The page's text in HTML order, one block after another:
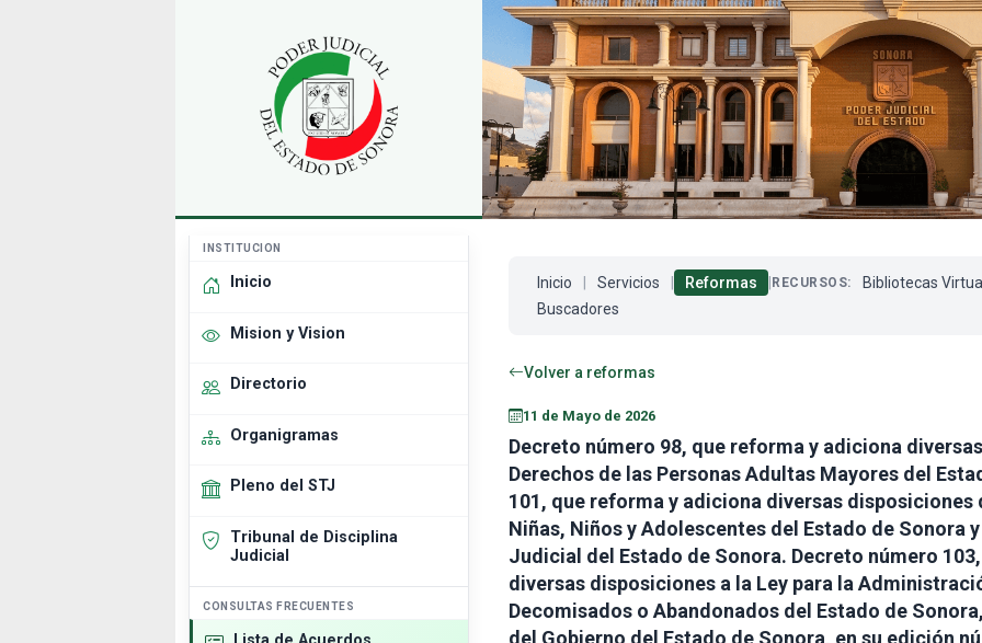
INSTITUCION
Inicio
Mision y Vision
Directorio
Organigramas
Pleno del STJ
Tribunal de Disciplina
Judicial
CONSULTAS FRECUENTES
Inicio Servicios Reformas RECURSOS:
Bibliotecas
Buscadores
Volver a reformas
11 de Mayo de 2026
Decreto número 98, que reforma y adiciona
Derechos de las Personas Adultas Mayores del
101, que reforma y adiciona diversas disposiciones
Niñas, Niños y Adolescentes del Estado de Sonora
Judicial del Estado de Sonora. Decreto número
diversas disposiciones a la Ley para la
Decomisados o Abandonados del Estado de
del Gobierno del Estado de Sonora, en su edición